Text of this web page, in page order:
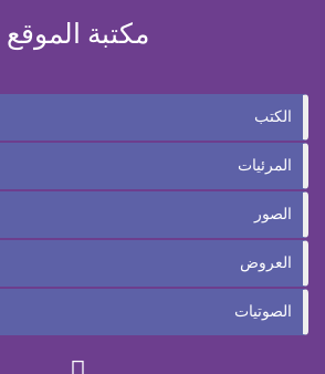
مكتبة الموقع
الكتب
المرئيات
الصور
العروض
الصوتيات